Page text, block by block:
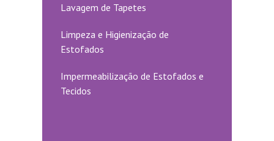
Lavagem de Tapetes
Limpeza e Higienização de
Estofados
Impermeabilização de Estofados e
Tecidos